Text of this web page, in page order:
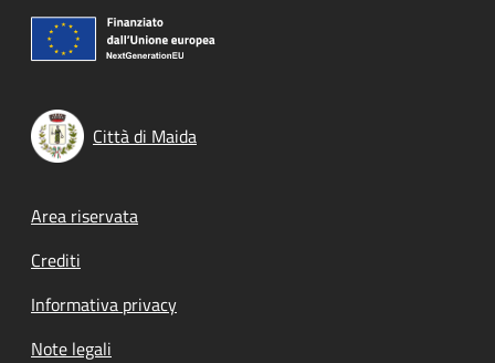
Città di Maida
Footer menu
Area riservata
Crediti
Informativa privacy
Note legali